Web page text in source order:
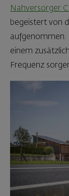
Nahversorger
begeistert von
aufgenommen.
einem
Frequenz